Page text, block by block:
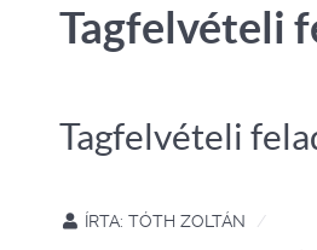
Tagfelvételi
Tagfelvételi
ÍRTA: TÓTH ZOLTÁN